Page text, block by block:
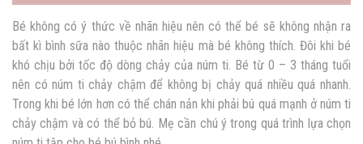
Bé không có ý thức về nhãn hiệu nên có thể bé sẽ không nhận ra
bất kì bình sữa nào thuộc nhãn hiệu mà bé không thích. Đôi khi bé
khó chịu bởi tốc độ dòng chảy của núm ti. Bé từ 0 – 3 tháng tuổi
nên có núm ti chảy chậm để không bị chảy quá nhiều quá nhanh.
Trong khi bé lớn hơn có thể chán nản khi phải bú quá mạnh ở núm ti
chảy chậm và có thể bỏ bú. Mẹ cần chú ý trong quá trình lựa chọn